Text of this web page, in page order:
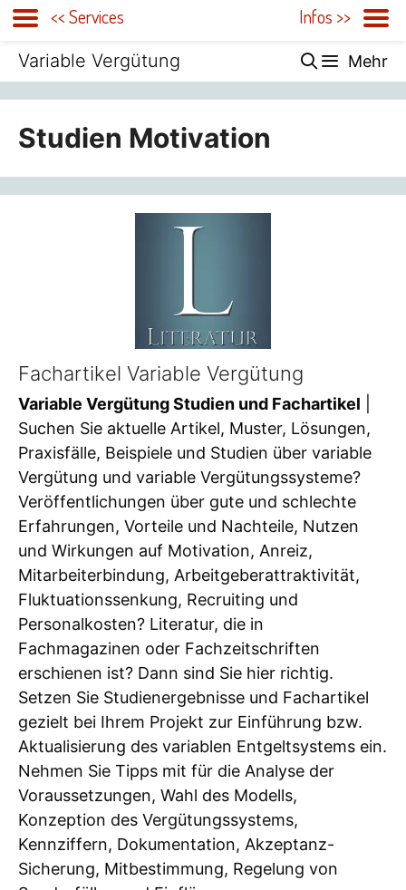
Zum
springen
Variable Vergütung Mehr
Studien Motivation
Fachartikel Variable Vergütung
Variable Vergütung Studien und Fachartikel
Suchen Sie aktuelle Artikel, Muster, Lösungen,
Praxisfälle, Beispiele und Studien über variable
Vergütung und variable Vergütungssysteme?
Veröffentlichungen über gute und schlechte
Erfahrungen, Vorteile und Nachteile, Nutzen
und Wirkungen auf Motivation, Anreiz,
Mitarbeiterbindung, Arbeitgeberattraktivität,
Fluktuationssenkung, Recruiting und
Personalkosten? Literatur, die in
Fachmagazinen oder Fachzeitschriften
erschienen ist? Dann sind Sie hier richtig.
Setzen Sie Studienergebnisse und Fachartikel
gezielt bei Ihrem Projekt zur Einführung bzw.
Aktualisierung des variablen Entgeltsystems ein.
Nehmen Sie Tipps mit für die Analyse der
Voraussetzungen, Wahl des Modells,
Konzeption des Vergütungssystems,
Kennziffern, Dokumentation, Akzeptanz-
Sicherung, Mitbestimmung, Regelung von
<< Services Infos >>